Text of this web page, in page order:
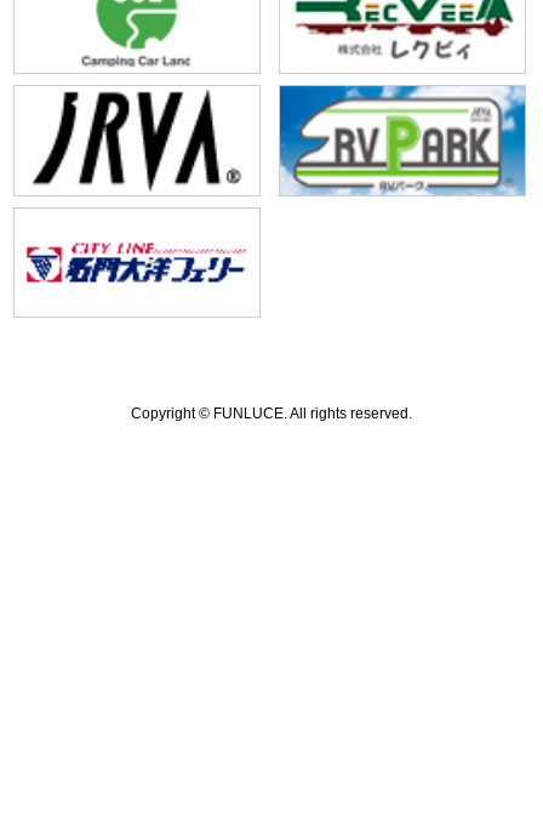
Copyright © FUNLUCE. All rights reserved.